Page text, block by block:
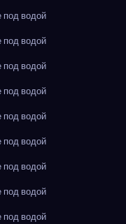
водой
водой
водой
водой
водой
водой
водой
водой
водой